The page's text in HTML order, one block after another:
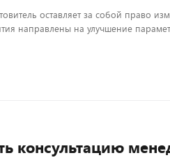
оставляет за собой право
направлены на улучшение
консультацию